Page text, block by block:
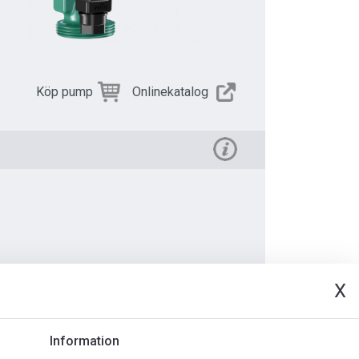
X
Information
Köp pump Onlinekatalog